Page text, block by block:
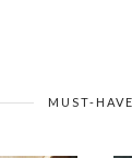
MUST-